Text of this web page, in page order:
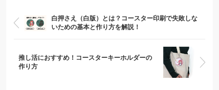
白押さえ（白版）とは？コースター印刷で失敗しな
いための基本と作り方を解説！
推し活におすすめ！コースターキーホルダーの
作り方